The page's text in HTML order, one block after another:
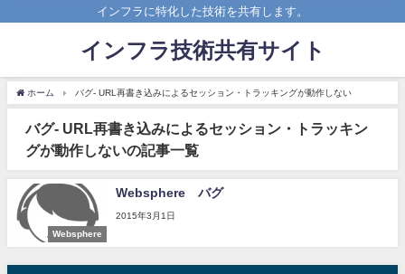
インフラに特化した技術を共有します。
インフラ技術共有サイト
ホーム バグ- URL再書き込みによるセッション・トラッキングが動作しない
バグ- URL再書き込みによるセッション・トラッキン
グが動作しないの記事一覧
Websphere
Websphere バグ
2015年3月1日